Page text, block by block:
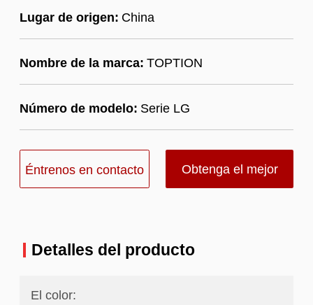
Lugar de origen: China
Nombre de la marca: TOPTION
Número de modelo: Serie LG
Éntrenos en contacto Obtenga el mejor
Detalles del producto
El color: